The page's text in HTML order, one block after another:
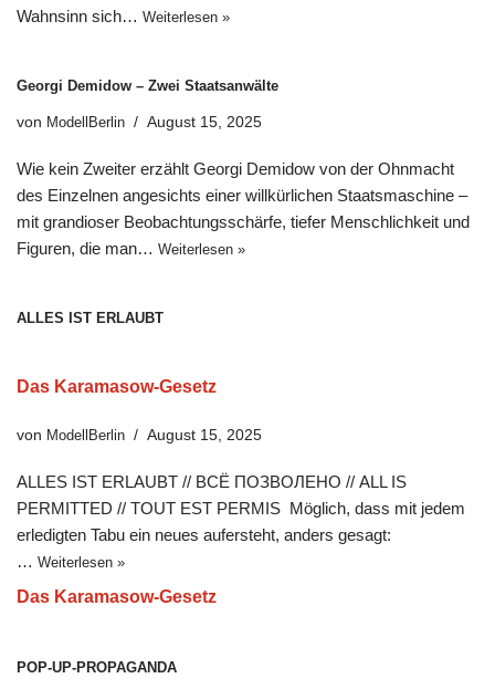
Wahnsinn sich… Weiterlesen »
Georgi Demidow – Zwei Staatsanwälte
von ModellBerlin August 15, 2025
Wie kein Zweiter erzählt Georgi Demidow von der Ohnmacht
des Einzelnen angesichts einer willkürlichen Staatsmaschine –
mit grandioser Beobachtungsschärfe, tiefer Menschlichkeit und
Figuren, die man… Weiterlesen »
ALLES IST ERLAUBT
Das Karamasow-Gesetz
von ModellBerlin August 15, 2025
ALLES IST ERLAUBT // ВСЁ ПОЗВОЛЕНО // ALL IS
PERMITTED // TOUT EST PERMIS Möglich, dass mit jedem
erledigten Tabu ein neues aufersteht, anders gesagt:
… Weiterlesen »
Das Karamasow-Gesetz
POP-UP-PROPAGANDA